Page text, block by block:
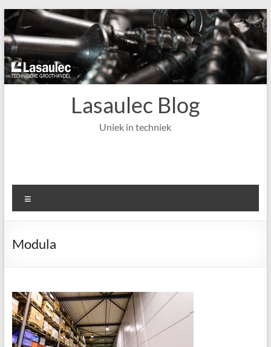
Ga
naar
de
inhoud
Lasaulec Blog
Uniek in techniek
Modula